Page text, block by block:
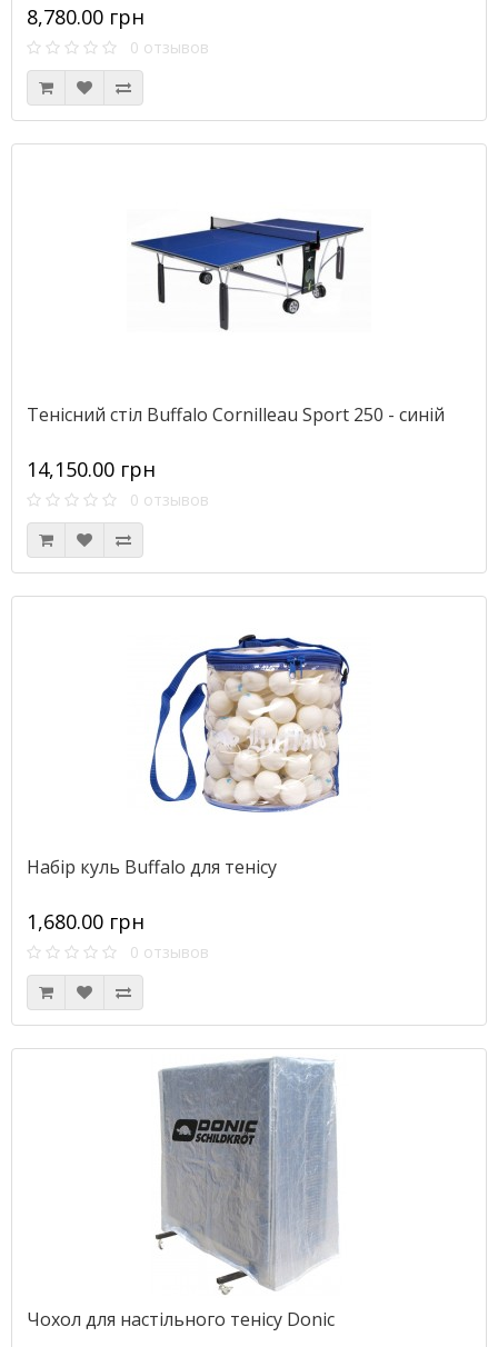
8,780.00 грн
0 отзывов
Тенісний стіл Buffalo Cornilleau Sport 250 - синій
14,150.00 грн
0 отзывов
Набір куль Buffalo для тенісу
1,680.00 грн
0 отзывов
Чохол для настільного тенісу Donic